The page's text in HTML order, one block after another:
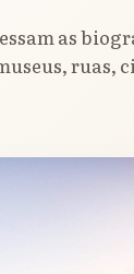
as
ruas,